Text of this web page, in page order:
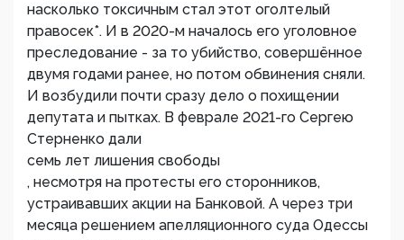
насколько токсичным стал этот оголтелый
правосек*. И в 2020-м началось его уголовное
преследование - за то убийство, совершённое
двумя годами ранее, но потом обвинения сняли.
И возбудили почти сразу дело о похищении
депутата и пытках. В феврале 2021-го Сергею
Стерненко дали
семь лет лишения свободы
, несмотря на протесты его сторонников,
устраивавших акции на Банковой. А через три
месяца решением апелляционного суда Одессы